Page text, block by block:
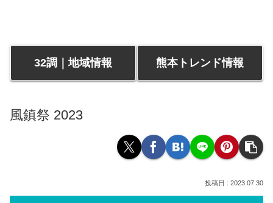
32調｜地域情報 熊本トレンド情報
風鎮祭 2023
2023.07.30